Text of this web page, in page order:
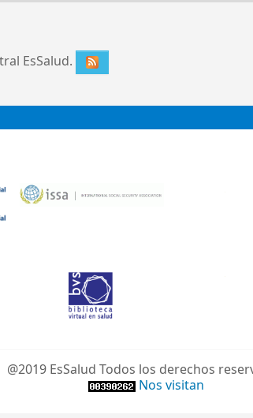
EsSalud.
@2019 EsSalud Todos los derechos
Nos visitan